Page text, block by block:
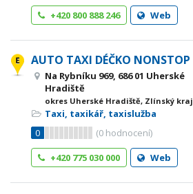
+420 800 888 246
Web
AUTO TAXI DÉČKO NONSTOP
Na Rybníku 969, 686 01 Uherské
Hradiště
okres Uherské Hradiště, Zlínský kraj
Taxi, taxikář, taxislužba
0
(0 hodnocení)
+420 775 030 000
Web